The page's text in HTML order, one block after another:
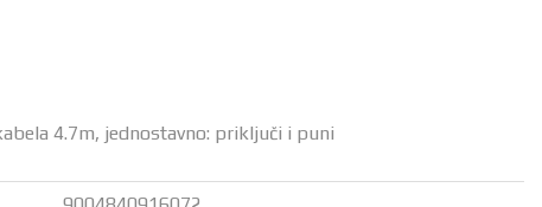
4.7m, jednostavno: priključi i puni